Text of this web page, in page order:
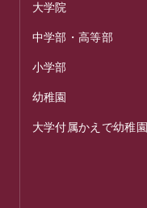
大学院
中学部・高等部
小学部
幼稚園
大学付属かえで幼稚園